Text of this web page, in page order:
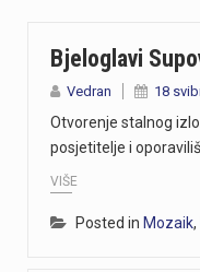
Bjeloglavi
Vedran 18
Otvorenje stalnog
posjetitelje i
VIŠE
Posted in Mozaik,